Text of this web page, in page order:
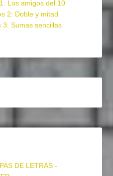
Los amigos del 10
2: Doble y mitad
3: Sumas sencillas
DE LETRAS -